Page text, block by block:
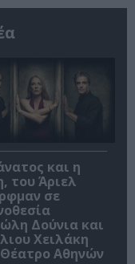
και η
του Άριελ
σε
Δούνια και
Χειλάκη
Αθηνών